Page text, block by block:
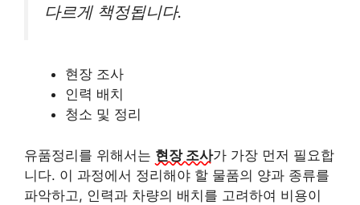
다르게 책정됩니다.
현장 조사
인력 배치
청소 및 정리
유품정리를 위해서는 현장 조사가 가장 먼저 필요합
니다. 이 과정에서 정리해야 할 물품의 양과 종류를
파악하고, 인력과 차량의 배치를 고려하여 비용이